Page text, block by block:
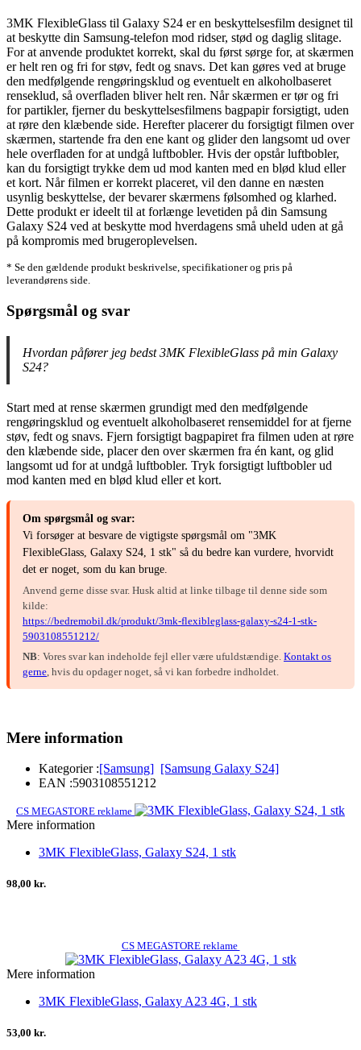
3MK FlexibleGlass til Galaxy S24 er en beskyttelsesfilm designet til
at beskytte din Samsung-telefon mod ridser, stød og daglig slitage.
For at anvende produktet korrekt, skal du først sørge for, at skærmen
er helt ren og fri for støv, fedt og snavs. Det kan gøres ved at bruge
den medfølgende rengøringsklud og eventuelt en alkoholbaseret
renseklud, så overfladen bliver helt ren. Når skærmen er tør og fri
for partikler, fjerner du beskyttelsesfilmens bagpapir forsigtigt, uden
at røre den klæbende side. Herefter placerer du forsigtigt filmen over
skærmen, startende fra den ene kant og glider den langsomt ud over
hele overfladen for at undgå luftbobler. Hvis der opstår luftbobler,
kan du forsigtigt trykke dem ud mod kanten med en blød klud eller
et kort. Når filmen er korrekt placeret, vil den danne en næsten
usynlig beskyttelse, der bevarer skærmens følsomhed og klarhed.
Dette produkt er ideelt til at forlænge levetiden på din Samsung
Galaxy S24 ved at beskytte mod hverdagens små uheld uden at gå
på kompromis med brugeroplevelsen.
* Se den gældende produkt beskrivelse, specifikationer og pris på
leverandørens side.
Spørgsmål og svar
Hvordan påfører jeg bedst 3MK FlexibleGlass på min Galaxy
S24?
Start med at rense skærmen grundigt med den medfølgende
rengøringsklud og eventuelt alkoholbaseret rensemiddel for at fjerne
støv, fedt og snavs. Fjern forsigtigt bagpapiret fra filmen uden at røre
den klæbende side, placer den over skærmen fra én kant, og glid
langsomt ud for at undgå luftbobler. Tryk forsigtigt luftbobler ud
mod kanten med en blød klud eller et kort.
Om spørgsmål og svar:
Vi forsøger at besvare de vigtigste spørgsmål om "3MK
FlexibleGlass, Galaxy S24, 1 stk" så du bedre kan vurdere, hvorvidt
det er noget, som du kan bruge.
Anvend gerne disse svar. Husk altid at linke tilbage til denne side som
kilde:
https://bedremobil.dk/produkt/3mk-flexibleglass-galaxy-s24-1-stk-
5903108551212/
NB: Vores svar kan indeholde fejl eller være ufuldstændige. Kontakt os
gerne , hvis du opdager noget, så vi kan forbedre indholdet.
Mere information
Kategorier :[Samsung] [Samsung Galaxy S24]
EAN :5903108551212
CS MEGASTORE reklame
Mere information
3MK FlexibleGlass, Galaxy S24, 1 stk
98,00 kr.
CS MEGASTORE reklame
Mere information
3MK FlexibleGlass, Galaxy A23 4G, 1 stk
53,00 kr.